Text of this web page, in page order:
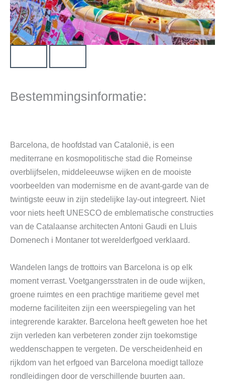
Bestemmingsinformatie:
Barcelona, ​​de hoofdstad van Catalonië, is een
mediterrane en kosmopolitische stad die Romeinse
overblijfselen, middeleeuwse wijken en de mooiste
voorbeelden van modernisme en de avant-garde van de
twintigste eeuw in zijn stedelijke lay-out integreert. Niet
voor niets heeft UNESCO de emblematische constructies
van de Catalaanse architecten Antoni Gaudi en Lluis
Domenech i Montaner tot werelderfgoed verklaard.
Wandelen langs de trottoirs van Barcelona is op elk
moment verrast. Voetgangersstraten in de oude wijken,
groene ruimtes en een prachtige maritieme gevel met
moderne faciliteiten zijn een weerspiegeling van het
integrerende karakter. Barcelona heeft geweten hoe het
zijn verleden kan verbeteren zonder zijn toekomstige
weddenschappen te vergeten. De verscheidenheid en
rijkdom van het erfgoed van Barcelona moedigt talloze
rondleidingen door de verschillende buurten aan.